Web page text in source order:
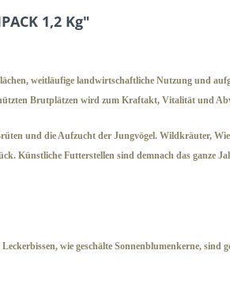
1,2 Kg"
weitläufige landwirtschaftliche Nutzung und
Brutplätzen wird zum Kraftakt, Vitalität und
und die Aufzucht der Jungvögel. Wildkräuter,
Künstliche Futterstellen sind demnach das ganze
wie geschälte Sonnenblumenkerne, sind